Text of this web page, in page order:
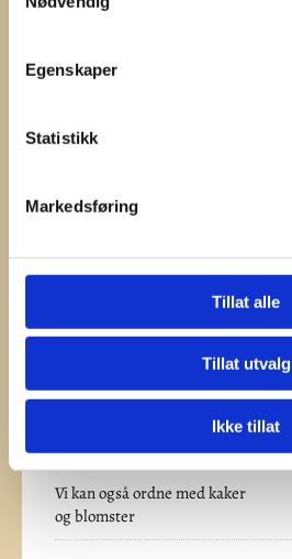
Egenskaper
Statistikk
Markedsføring
Tillat alle
Tillat utvalg
Ikke tillat
5 snitter m/ kaffe på huset
Kringle og kaffe
Marsipankake og kaffe
Vi kan også ordne med kaker
og blomster